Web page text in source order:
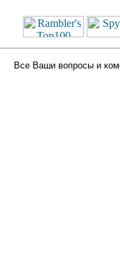
Все Ваши вопросы и